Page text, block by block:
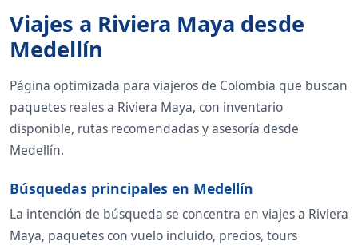
Viajes a Riviera Maya desde
Medellín
Página optimizada para viajeros de Colombia que buscan
paquetes reales a Riviera Maya, con inventario
disponible, rutas recomendadas y asesoría desde
Medellín.
Búsquedas principales en Medellín
La intención de búsqueda se concentra en viajes a Riviera
Maya, paquetes con vuelo incluido, precios, tours